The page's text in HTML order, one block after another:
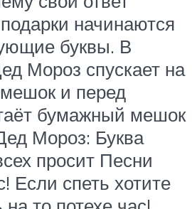
начинаются
буквы. В
Мороз спускает на
и перед
бумажный мешок
Мороз: Буква
просит Песни
Если спеть хотите